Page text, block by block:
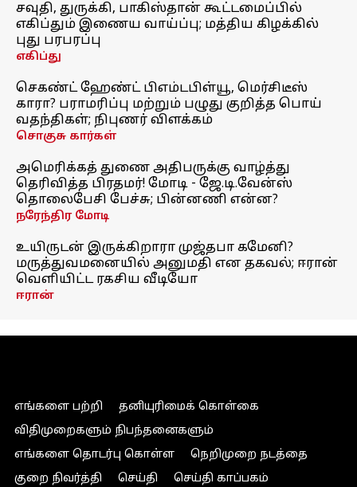
சவுதி, துருக்கி, பாகிஸ்தான் கூட்டமைப்பில்
எகிப்தும் இணைய வாய்ப்பு; மத்திய கிழக்கில்
புது பரபரப்பு
எகிப்து
செகண்ட் ஹேண்ட் பிஎம்டபிள்யூ, மெர்சிடீஸ்
காரா? பராமரிப்பு மற்றும் பழுது குறித்த பொய்
வதந்திகள்; நிபுணர் விளக்கம்
சொகுசு கார்கள்
அமெரிக்கத் துணை அதிபருக்கு வாழ்த்து
தெரிவித்த பிரதமர்! மோடி - ஜே.டி.வேன்ஸ்
தொலைபேசி பேச்சு; பின்னணி என்ன?
நரேந்திர மோடி
உயிருடன் இருக்கிறாரா முஜ்தபா கமேனி?
மருத்துவமனையில் அனுமதி என தகவல்; ஈரான்
வெளியிட்ட ரகசிய வீடியோ
ஈரான்
எங்களை பற்றி
தனியுரிமைக் கொள்கை
விதிமுறைகளும் நிபந்தனைகளும்
எங்களை தொடர்பு கொள்ள
நெறிமுறை நடத்தை
குறை நிவர்த்தி
செய்தி செய்தி காப்பகம்